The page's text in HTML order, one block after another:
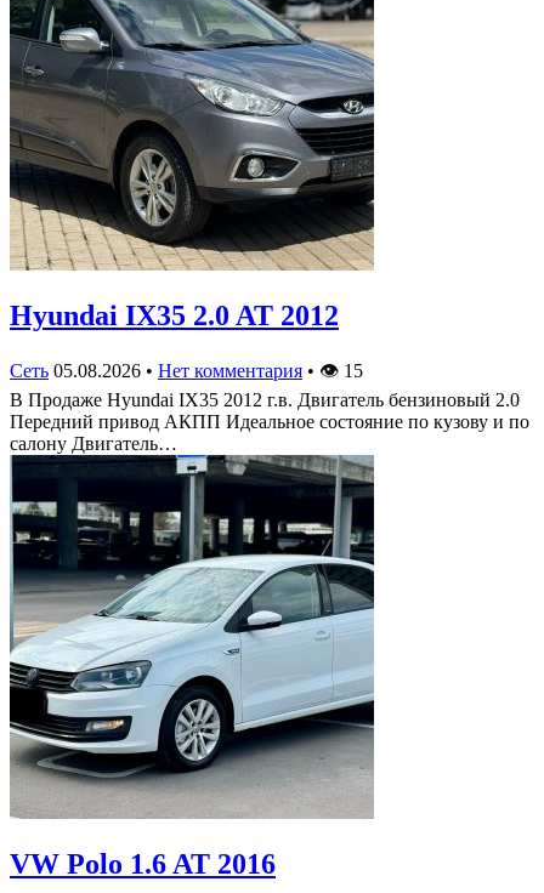
Hyundai IX35 2.0 AT 2012
Сеть 05.08.2026 • Нет комментария • 👁 15
В Продаже Hyundai IX35 2012 г.в. Двигатель бензиновый 2.0
Передний привод АКПП Идеальное состояние по кузову и по
салону Двигатель…
VW Polo 1.6 AT 2016